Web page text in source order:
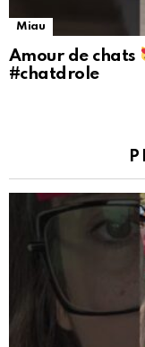
Miau
Amour de chats
#chatdrole